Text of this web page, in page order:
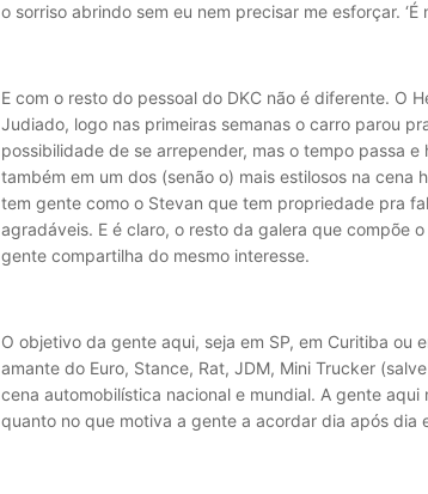
o sorriso abrindo sem eu nem precisar me esforçar. ‘É
E com o resto do pessoal do DKC não é diferente. O
Judiado, logo nas primeiras semanas o carro parou
possibilidade de se arrepender, mas o tempo passa
também em um dos (senão o) mais estilosos na
tem gente como o Stevan que tem propriedade pra
agradáveis. E é claro, o resto da galera que compõe
gente compartilha do mesmo interesse.
O objetivo da gente aqui, seja em SP, em Curitiba
amante do Euro, Stance, Rat, JDM, Mini Trucker
cena automobilística nacional e mundial. A gente
quanto no que motiva a gente a acordar dia após dia